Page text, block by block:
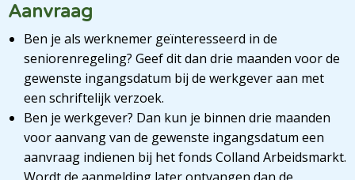
Aanvraag
Ben je als werknemer geïnteresseerd in de
seniorenregeling? Geef dit dan drie maanden voor de
gewenste ingangsdatum bij de werkgever aan met
een schriftelijk verzoek.
Ben je werkgever? Dan kun je binnen drie maanden
voor aanvang van de gewenste ingangsdatum een
aanvraag indienen bij het fonds Colland Arbeidsmarkt.